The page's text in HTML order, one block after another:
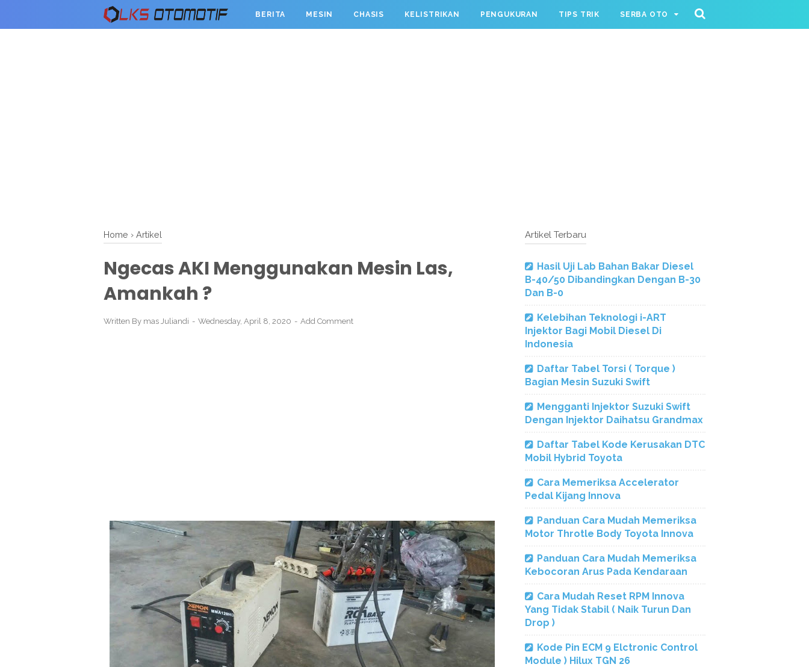
BERITA MESIN CHASIS KELISTRIKAN PENGUKURAN TIPS TRIK SERBA OTO
Home › Artikel
Ngecas AKI Menggunakan Mesin Las,
Amankah ?
Written By mas Juliandi Wednesday, April 8, 2020 Add Comment
Artikel Terbaru
Hasil Uji Lab Bahan Bakar Diesel
B-40/50 Dibandingkan Dengan B-30
Dan B-0
Kelebihan Teknologi i-ART
Injektor Bagi Mobil Diesel Di
Indonesia
Daftar Tabel Torsi ( Torque )
Bagian Mesin Suzuki Swift
Mengganti Injektor Suzuki Swift
Dengan Injektor Daihatsu Grandmax
Daftar Tabel Kode Kerusakan DTC
Mobil Hybrid Toyota
Cara Memeriksa Accelerator
Pedal Kijang Innova
Panduan Cara Mudah Memeriksa
Motor Throtle Body Toyota Innova
Panduan Cara Mudah Memeriksa
Kebocoran Arus Pada Kendaraan
Cara Mudah Reset RPM Innova
Yang Tidak Stabil ( Naik Turun Dan
Drop )
Kode Pin ECM 9 Elctronic Control
Module ) Hilux TGN 26